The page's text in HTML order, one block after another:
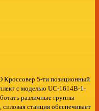
Кроссовер 5-ти позиционный
с моделью UC-1614B-1-
различные группы
станция обеспечивает